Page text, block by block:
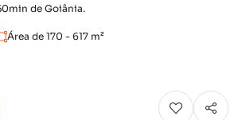
de Goiânia.
Área de 170 - 617 m²